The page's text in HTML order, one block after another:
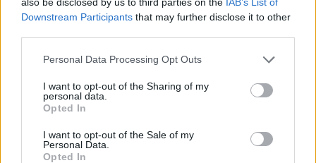
Downstream Participants that may further disclose it to other
Personal Data Processing Opt Outs
I want to opt-out of the Sharing of my
personal data.
Opted In
I want to opt-out of the Sale of my
Personal Data.
Opted In